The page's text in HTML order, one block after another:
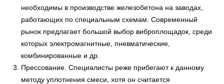
необходимы в производстве железобетона на заводах,
работающих по специальным схемам. Современный
рынок предлагает большой выбор виброплощадок, среди
которых электромагнитные, пневматические,
комбинированные и др.
Прессование. Специалисты реже прибегают к данному
методу уплотнения смеси, хотя он считается